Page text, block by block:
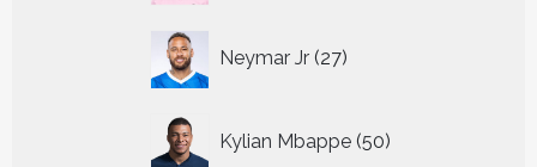
Neymar Jr 27
producten
Kylian Mbappe 50
producten